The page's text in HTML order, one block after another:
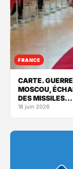
FRANCE
CARTE.
MOSCOU,
DES MISSILES…
18 juin 2026